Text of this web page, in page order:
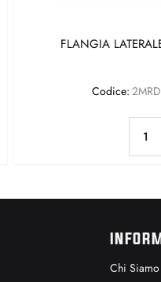
FLANGIA
Codice:
Chi Siamo